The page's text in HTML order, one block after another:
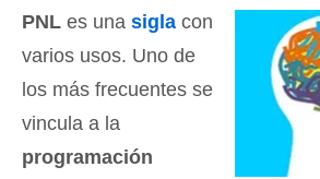
PNL es una sigla con
varios usos. Uno de
los más frecuentes se
vincula a la
programación